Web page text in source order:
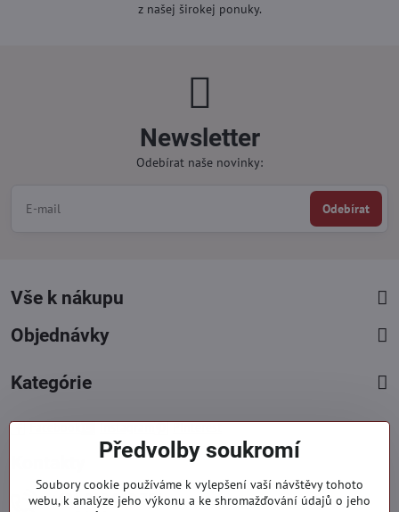
z našej širokej ponuky.
Newsletter
Odebírat naše novinky:
Odebírat
Vše k nákupu
Objednávky
Kategórie
Facebook Instagram Pinterest
+421 919 060 751
Předvolby soukromí
Soubory cookie používáme k vylepšení vaší návštěvy tohoto
webu, k analýze jeho výkonu a ke shromažďování údajů o jeho